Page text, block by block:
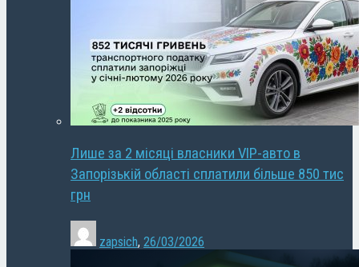
Лише за 2 місяці власники VIP-авто в
Запорізькій області сплатили більше 850 тис
грн
zapsich, 26/03/2026